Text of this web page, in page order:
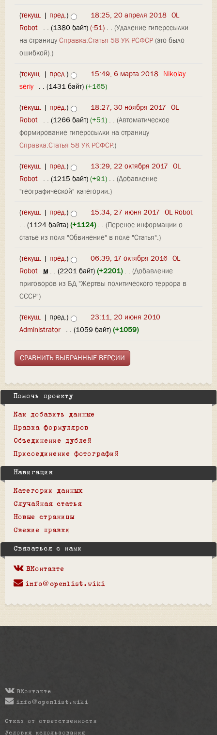
(текущ. | пред.) 18:25, 20 апреля 2018 OL
Robot . . (1380 байт) (-51) . . (Удаление гиперссылки
на страницу Справка:Статья 58 УК РСФСР (это было
ошибкой).)
(текущ. | пред.) 15:49, 6 марта 2018 Nikolay
seriy . . (1431 байт) (+165)
(текущ. | пред.) 18:27, 30 ноября 2017 OL
Robot . . (1266 байт) (+51) . . (Автоматическое
формирование гиперссылки на страницу
Справка:Статья 58 УК РСФСР.)
(текущ. | пред.) 13:29, 22 октября 2017 OL
Robot . . (1215 байт) (+91) . . (Добавление
"географической" категории.)
(текущ. | пред.) 15:34, 27 июня 2017 OL Robot
. . (1124 байта) (+1124)‎ . . (Перенос информации о
статье из поля "Обвинение" в поле "Статья".)
(текущ. | пред.) 06:39, 17 октября 2016 OL
Robot ‎м . . (2201 байт) (+2201)‎ . . (Добавление
приговоров из БД "Жертвы политического террора в
СССР")
(текущ. | пред.)
23:11, 20 июня 2010
Administrator . . (1059 байт) (+1059)
Помочь проекту
Как добавить данные
Правка формуляров
Объединение дублей
Присоединение фотографий
Навигация
Категории данных
Случайная статья
Новые страницы
Свежие правки
Связаться с нами
ВКонтакте
info@openlist.wiki
ВКонтакте
info@openlist.wiki
Отказ от ответственности
Условия использования